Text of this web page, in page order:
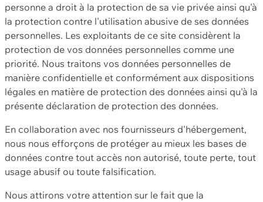
personne a droit à la protection de sa vie privée ainsi qu'à
la protection contre l'utilisation abusive de ses données
personnelles. Les exploitants de ce site considèrent la
protection de vos données personnelles comme une
priorité. Nous traitons vos données personnelles de
manière confidentielle et conformément aux dispositions
légales en matière de protection des données ainsi qu'à la
présente déclaration de protection des données.
En collaboration avec nos fournisseurs d'hébergement,
nous nous efforçons de protéger au mieux les bases de
données contre tout accès non autorisé, toute perte, tout
usage abusif ou toute falsification.
Nous attirons votre attention sur le fait que la